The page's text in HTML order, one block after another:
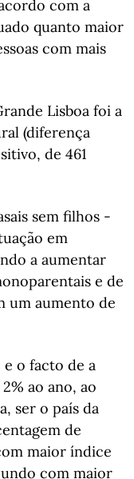
com a
quanto maior
com mais
Lisboa foi a
(diferença
de 461
sem filhos -
em
a aumentar
e de
um aumento de
o facto de a
ao ano, ao
ser o país da
de
maior índice
com maior